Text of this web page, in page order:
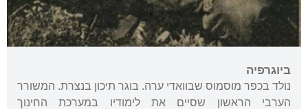
ביוגרפיה
נולד בכפר מוסמוס שבוואדי ערה. בוגר תיכון בנצרת. המשורר
הערבי הראשון שסיים את לימודיו במערכת החינוך